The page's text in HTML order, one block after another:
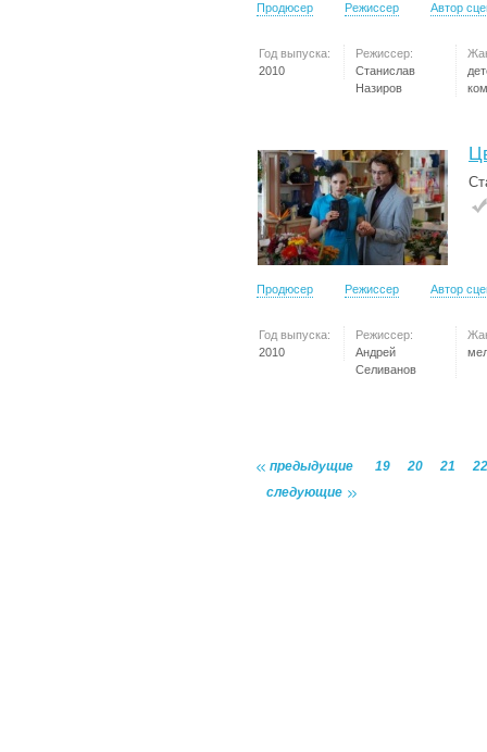
Продюсер Режиссер Автор
Год выпуска:
2010
Режиссер:
Станислав
Назиров
Продюсер Режиссер Автор
Год выпуска:
2010
Режиссер:
Андрей
Селиванов
предыдущие 19 20 21
22
следующие